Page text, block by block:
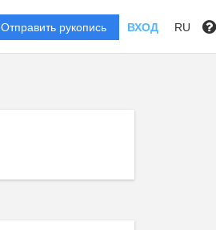
Отправить рукопись ВХОД RU